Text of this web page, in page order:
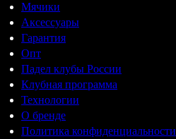
Мячики
Аксессуары
Гарантия
Опт
Падел клубы России
Клубная программа
Технологии
О бренде
Политика конфиденциальности